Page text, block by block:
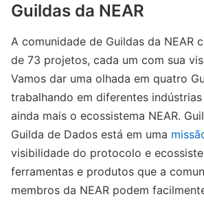
Guildas da NEAR
A comunidade de Guildas da NEAR
de 73 projetos, cada um com sua
Vamos dar uma olhada em quatro
trabalhando em diferentes
ainda mais o ecossistema NEAR.
Guilda de Dados está em uma
visibilidade do protocolo e
ferramentas e produtos que a
membros da NEAR podem